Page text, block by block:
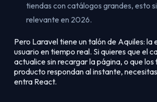
tiendas con catálogos grandes, esto
relevante en 2026.
Pero Laravel tiene un talón de Aquiles: la
usuario en tiempo real. Si quieres que el
actualice sin recargar la página, o que los
producto respondan al instante,
entra React.